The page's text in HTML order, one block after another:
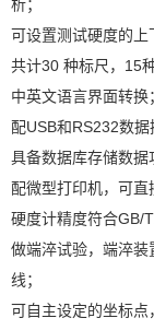
析；
可设置测试硬度的上
共计30 种标尺，15
中英文语言界面转换
配USB和RS232数据
具备数据库存储数据
配微型打印机，可直
硬度计精度符合GB/
做端淬试验，端淬
线；
可自主设定的坐标